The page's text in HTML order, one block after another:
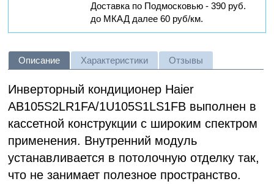
Доставка по Подмосковью - 390 руб.
до МКАД далее 60 руб/км.
Описание Характеристики Отзывы
Инверторный кондиционер Haier
AB105S2LR1FA/1U105S1LS1FB выполнен в
кассетной конструкции с широким спектром
применения. Внутренний модуль
устанавливается в потолочную отделку так,
что не занимает полезное пространство.